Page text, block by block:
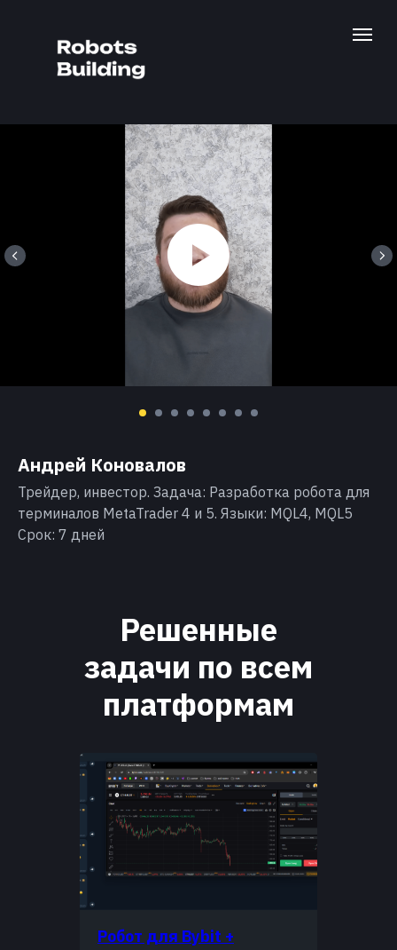
Андрей Коновалов
Трейдер, инвестор. Задача: Разработка робота для
терминалов MetaTrader 4 и 5. Языки: MQL4, MQL5
Срок: 7 дней
Решенные
задачи по всем
платформам
Робот для Bybit +